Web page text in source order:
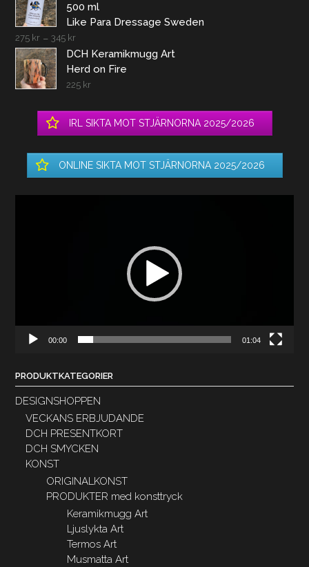
500 ml
Like Para Dressage Sweden
275 kr – 345 kr
DCH Keramikmugg Art
Herd on Fire
225 kr
IRL SIKTA MOT STJÄRNORNA 2025/2026
ONLINE SIKTA MOT STJÄRNORNA 2025/2026
00:00 01:04
PRODUKTKATEGORIER
DESIGNSHOPPEN
VECKANS ERBJUDANDE
DCH PRESENTKORT
DCH SMYCKEN
KONST
ORIGINALKONST
PRODUKTER med konsttryck
Keramikmugg Art
Ljuslykta Art
Termos Art
Musmatta Art